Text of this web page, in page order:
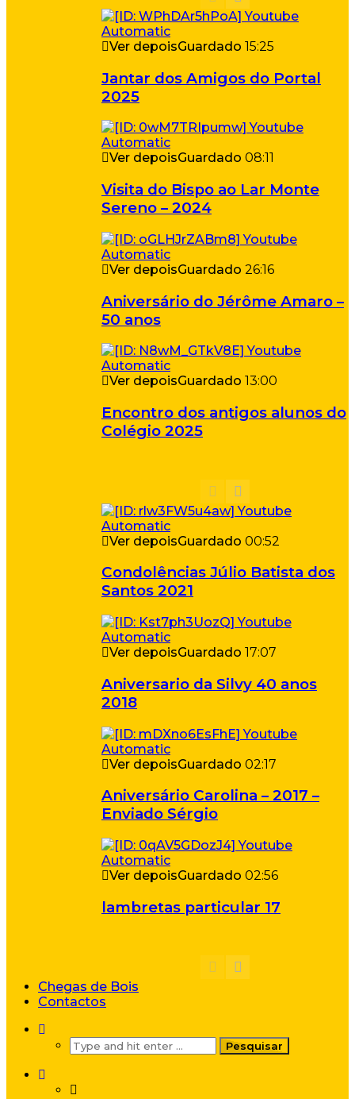
Ver depoisGuardado 15:25
Jantar dos Amigos do Portal
2025
Ver depoisGuardado 08:11
Visita do Bispo ao Lar Monte
Sereno – 2024
Ver depoisGuardado 26:16
Aniversário do Jérôme Amaro –
50 anos
Ver depoisGuardado 13:00
Encontro dos antigos alunos do
Colégio 2025
Ver depoisGuardado 00:52
Condolências Júlio Batista dos
Santos 2021
Ver depoisGuardado 17:07
Aniversario da Silvy 40 anos
2018
Ver depoisGuardado 02:17
Aniversário Carolina – 2017 –
Enviado Sérgio
Ver depoisGuardado 02:56
lambretas particular 17
Chegas de Bois
Contactos